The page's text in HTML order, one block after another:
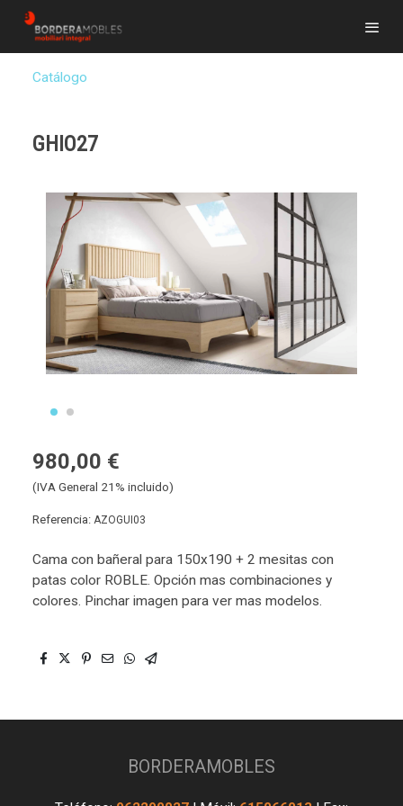
Catálogo
GHIO27
980,00 €
(IVA General 21% incluido)
Referencia: AZOGUI03
Cama con bañeral para 150x190 + 2 mesitas con
patas color ROBLE. Opción mas combinaciones y
colores. Pinchar imagen para ver mas modelos.
BORDERAMOBLES